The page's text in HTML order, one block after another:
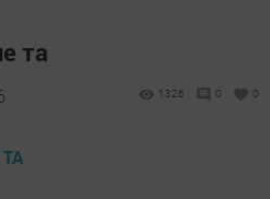
та
1326 0 0